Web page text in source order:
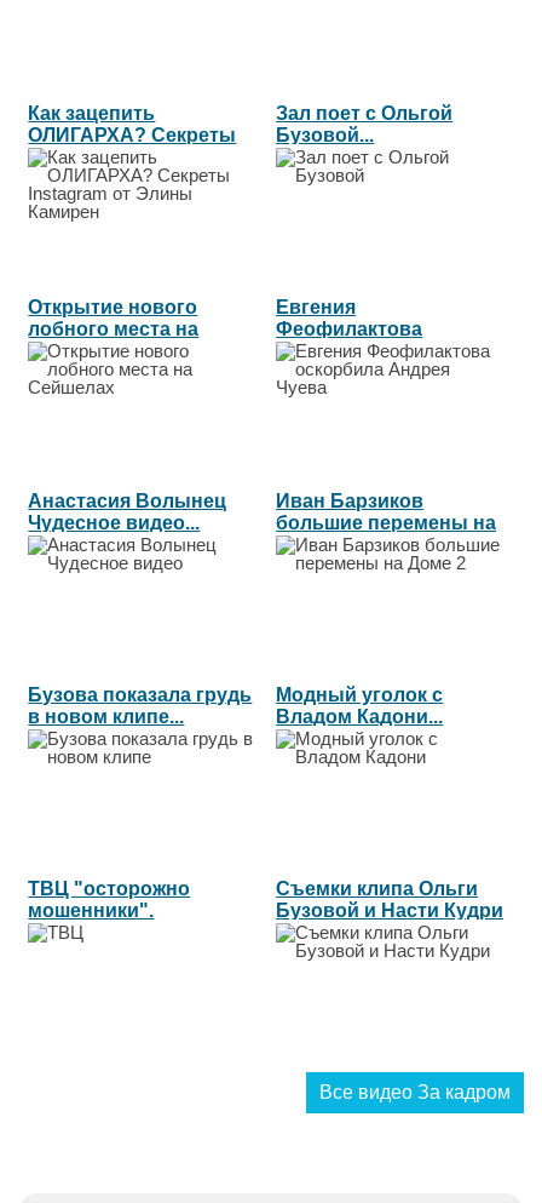
Как зацепить
ОЛИГАРХА? Секреты
Instagram от Элины...
Зал поет с Ольгой
Бузовой...
Открытие нового
лобного места на
Сейшелах...
Евгения
Феофилактова
оскорбила Андрея
Чуева...
Анастасия Волынец
Чудесное видео...
Иван Барзиков
большие перемены на
Доме 2...
Бузова показала грудь
в новом клипе...
Модный уголок с
Владом Кадони...
ТВЦ "осторожно
мошенники".
Александр Гобозов...
Съемки клипа Ольги
Бузовой и Насти Кудри
"Нам...
Все видео За кадром